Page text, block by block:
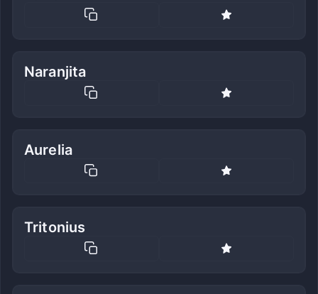
Naranjita
Aurelia
Tritonius